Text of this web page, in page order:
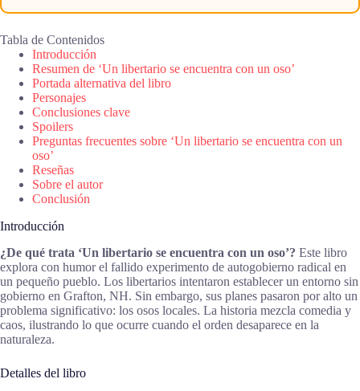
Tabla de Contenidos
Introducción
Resumen de ‘Un libertario se encuentra con un oso’
Portada alternativa del libro
Personajes
Conclusiones clave
Spoilers
Preguntas frecuentes sobre ‘Un libertario se encuentra con un
oso’
Reseñas
Sobre el autor
Conclusión
Introducción
¿De qué trata ‘Un libertario se encuentra con un oso’? Este libro
explora con humor el fallido experimento de autogobierno radical en
un pequeño pueblo. Los libertarios intentaron establecer un entorno sin
gobierno en Grafton, NH. Sin embargo, sus planes pasaron por alto un
problema significativo: los osos locales. La historia mezcla comedia y
caos, ilustrando lo que ocurre cuando el orden desaparece en la
naturaleza.
Detalles del libro